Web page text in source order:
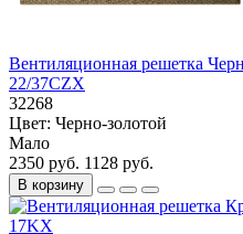
Вентиляционная решетка
22/37CZX
32268
Цвет: Черно-золотой
Мало
2350 руб. 1128 руб.
В корзину